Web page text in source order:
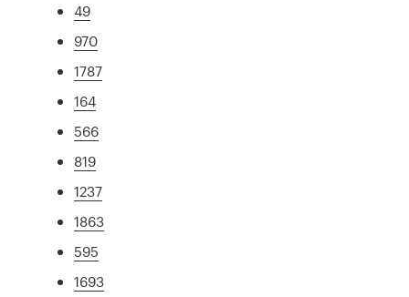
49
970
1787
164
566
819
1237
1863
595
1693